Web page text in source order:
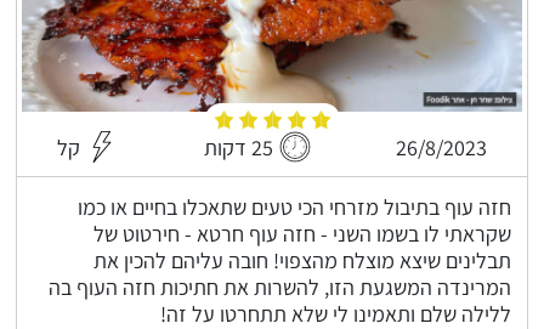
26/8/2023 25 דקות קל
חזה עוף בתיבול מזרחי הכי טעים שתאכלו בחיים או כמו
שקראתי לו בשמו השני - חזה עוף חרטא - חירטוט של
תבלינים שיצא מוצלח מהצפוי! חובה עליהם להכין את
המרינדה המשגעת הזו, להשרות את חתיכות חזה העוף בה
ללילה שלם ותאמינו לי שלא תתחרטו על זה!